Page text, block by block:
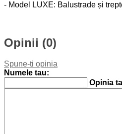
- Model LUXE: Balustrade și
Opinii (0)
Spune-ti opinia
Numele tau:
Opinia